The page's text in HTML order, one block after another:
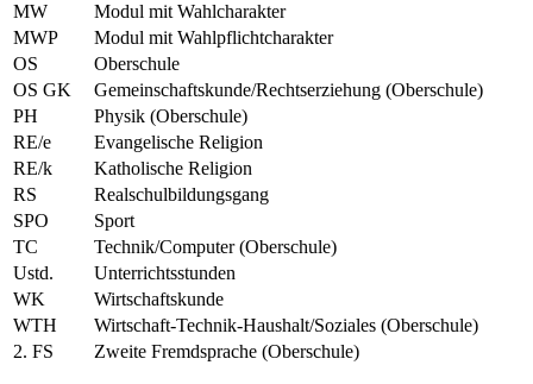
MW
Modul mit Wahlcharakter
MWP
Modul mit Wahlpflichtcharakter
OS
Oberschule
OS GK
Gemeinschaftskunde/Rechtserziehung (Oberschule)
PH
Physik (Oberschule)
RE/e
Evangelische Religion
RE/k
Katholische Religion
RS
Realschulbildungsgang
SPO
Sport
TC
Technik/Computer (Oberschule)
Ustd.
Unterrichtsstunden
WK
Wirtschaftskunde
WTH
Wirtschaft-Technik-Haushalt/Soziales (Oberschule)
2. FS
Zweite Fremdsprache (Oberschule)